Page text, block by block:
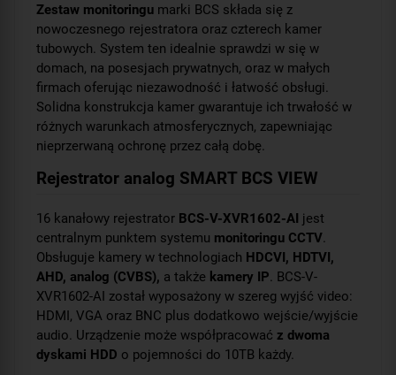
Zestaw monitoringu marki BCS składa się z
nowoczesnego rejestratora oraz czterech kamer
tubowych. System ten idealnie sprawdzi w się w
domach, na posesjach prywatnych, oraz w małych
firmach oferując niezawodność i łatwość obsługi.
Solidna konstrukcja kamer gwarantuje ich trwałość w
różnych warunkach atmosferycznych, zapewniając
nieprzerwaną ochronę przez całą dobę.
Rejestrator analog SMART BCS VIEW
16 kanałowy rejestrator BCS-V-XVR1602-AI jest
centralnym punktem systemu monitoringu CCTV.
Obsługuje kamery w technologiach HDCVI, HDTVI,
AHD, analog (CVBS), a także kamery IP. BCS-V-
XVR1602-AI został wyposażony w szereg wyjść video:
HDMI, VGA oraz BNC plus dodatkowo wejście/wyjście
audio. Urządzenie może współpracować z dwoma
dyskami HDD o pojemności do 10TB każdy.